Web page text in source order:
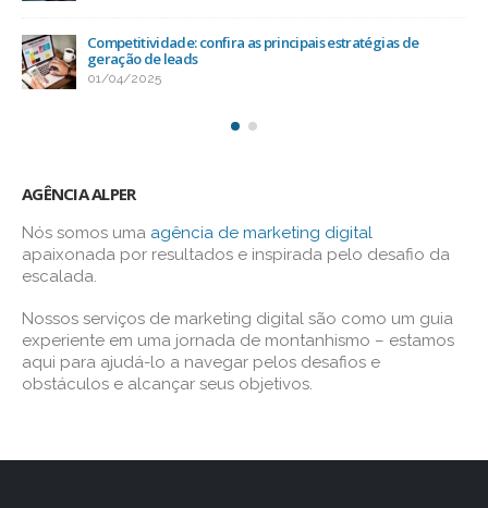
Competitividade: confira as principais estratégias de
geração de leads
01/04/2025
AGÊNCIA ALPER
Nós somos uma agência de marketing digital
apaixonada por resultados e inspirada pelo desafio da
escalada.
Nossos serviços de marketing digital são como um guia
experiente em uma jornada de montanhismo – estamos
aqui para ajudá-lo a navegar pelos desafios e
obstáculos e alcançar seus objetivos.